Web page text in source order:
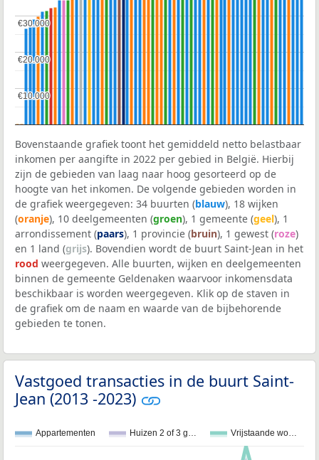
€10.000
€10.000
€20.000
€20.000
€30.000
€30.000
Bovenstaande grafiek toont het gemiddeld netto belastbaar
inkomen per aangifte in 2022 per gebied in België. Hierbij
zijn de gebieden van laag naar hoog gesorteerd op de
hoogte van het inkomen. De volgende gebieden worden in
de grafiek weergegeven: 34 buurten (blauw), 18 wijken
(oranje), 10 deelgemeenten (groen), 1 gemeente (geel), 1
arrondissement (paars), 1 provincie (bruin), 1 gewest (roze)
en 1 land (grijs). Bovendien wordt de buurt Saint-Jean in het
rood weergegeven. Alle buurten, wijken en deelgemeenten
binnen de gemeente Geldenaken waarvoor inkomensdata
beschikbaar is worden weergegeven. Klik op de staven in
de grafiek om de naam en waarde van de bijbehorende
gebieden te tonen.
Vastgoed transacties in de buurt Saint-
Jean (2013 -2023)
Appartementen Huizen 2 of 3 g… Vrijstaande wo…